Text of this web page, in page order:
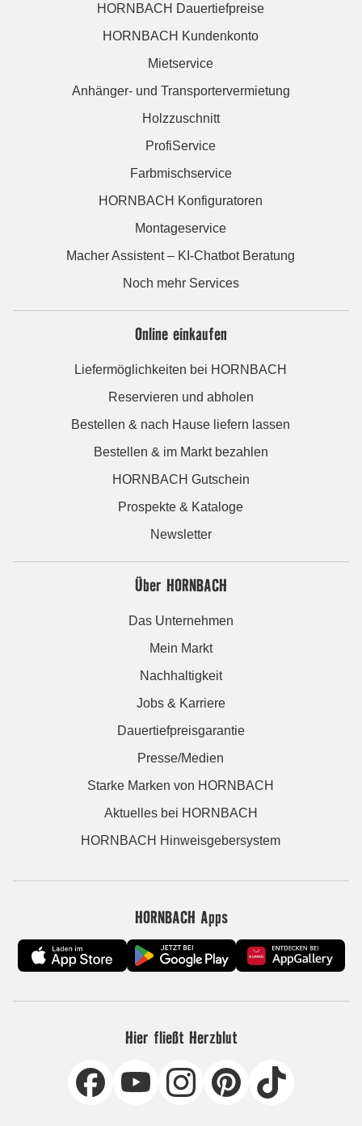
HORNBACH Dauertiefpreise
HORNBACH Kundenkonto
Mietservice
Anhänger- und Transportervermietung
Holzzuschnitt
ProfiService
Farbmischservice
HORNBACH Konfiguratoren
Montageservice
Macher Assistent – KI-Chatbot Beratung
Noch mehr Services
Online einkaufen
Liefermöglichkeiten bei HORNBACH
Reservieren und abholen
Bestellen & nach Hause liefern lassen
Bestellen & im Markt bezahlen
HORNBACH Gutschein
Prospekte & Kataloge
Newsletter
Über HORNBACH
Das Unternehmen
Mein Markt
Nachhaltigkeit
Jobs & Karriere
Dauertiefpreisgarantie
Presse/Medien
Starke Marken von HORNBACH
Aktuelles bei HORNBACH
HORNBACH Hinweisgebersystem
HORNBACH Apps
Hier fließt Herzblut